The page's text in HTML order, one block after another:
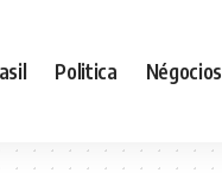
Politica Négocios